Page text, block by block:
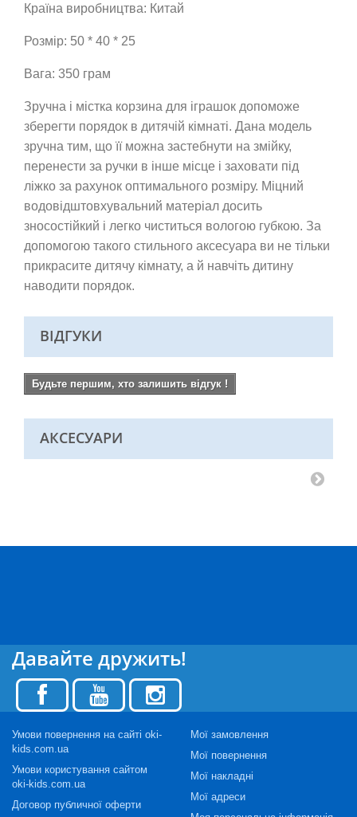
Країна виробництва: Китай
Розмір: 50 * 40 * 25
Вага: 350 грам
Зручна і містка корзина для іграшок допоможе
зберегти порядок в дитячій кімнаті. Дана модель
зручна тим, що її можна застебнути на змійку,
перенести за ручки в інше місце і заховати під
ліжко за рахунок оптимального розміру. Міцний
водовідштовхувальний матеріал досить
зносостійкий і легко чиститься вологою губкою. За
допомогою такого стильного аксесуара ви не тільки
прикрасите дитячу кімнату, а й навчіть дитину
наводити порядок.
ВІДГУКИ
Будьте першим, хто залишить відгук !
АКСЕСУАРИ
Давайте дружить!
Умови повернення на сайті oki-
kids.com.ua
Умови користування сайтом
oki-kids.com.ua
Договор публичної оферти
Мої замовлення
Мої повернення
Мої накладні
Мої адреси